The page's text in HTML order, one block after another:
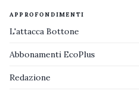
APPROFONDIMENTI
L'attacca Bottone
Abbonamenti EcoPlus
Redazione